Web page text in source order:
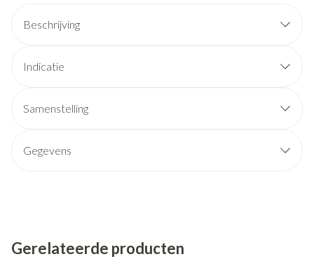
Beschrijving
Indicatie
Samenstelling
Gegevens
Gerelateerde producten